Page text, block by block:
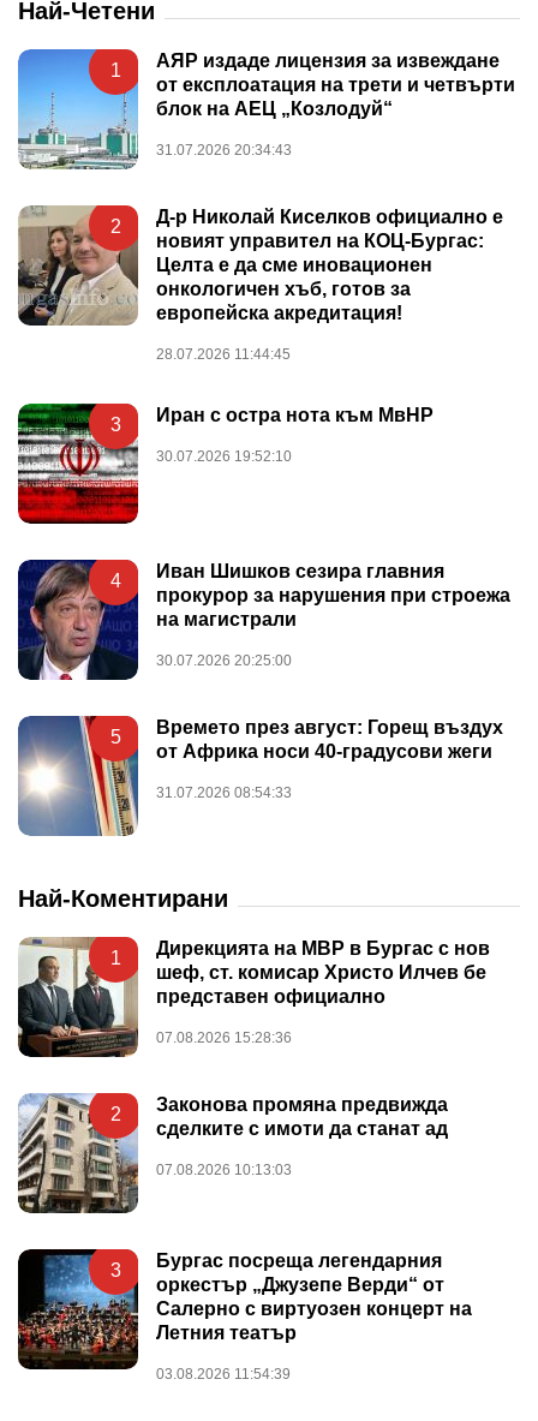
Най-Четени
1
АЯР издаде лицензия за извеждане
от експлоатация на трети и четвърти
блок на АЕЦ „Козлодуй“
31.07.2026 20:34:43
2
Д-р Николай Киселков официално е
новият управител на КОЦ-Бургас:
Целта е да сме иновационен
онкологичен хъб, готов за
европейска акредитация!
28.07.2026 11:44:45
3 Иран с остра нота към МвНР
30.07.2026 19:52:10
4
Иван Шишков сезира главния
прокурор за нарушения при строежа
на магистрали
30.07.2026 20:25:00
5
Времето през август: Горещ въздух
от Африка носи 40-градусови жеги
31.07.2026 08:54:33
Най-Коментирани
1
Дирекцията на МВР в Бургас с нов
шеф, ст. комисар Христо Илчев бе
представен официално
07.08.2026 15:28:36
2
Законова промяна предвижда
сделките с имоти да станат ад
07.08.2026 10:13:03
3
Бургас посреща легендарния
оркестър „Джузепе Верди“ от
Салерно с виртуозен концерт на
Летния театър
03.08.2026 11:54:39